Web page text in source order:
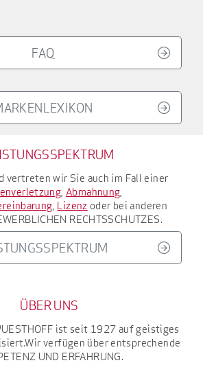
FAQ
vertreten wir Sie auch im Fall einer
,Abmahnung,
, Lizenz oder bei anderen
RECHTSSCHUTZES.
ÜBER UNS
ist seit 1927 auf geistiges
Wir verfügen über entsprechende
UND ERFAHRUNG.